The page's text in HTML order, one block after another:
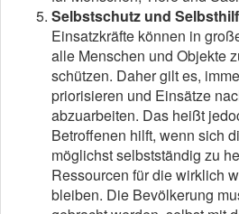
Selbstschutz und
Einsatzkräfte können in
alle Menschen und Objekte
schützen. Daher gilt es,
priorisieren und Einsätze
abzuarbeiten. Das heißt
Betroffenen hilft, wenn sich
möglichst selbstständig zu
Ressourcen für die wirklich
bleiben. Die Bevölkerung